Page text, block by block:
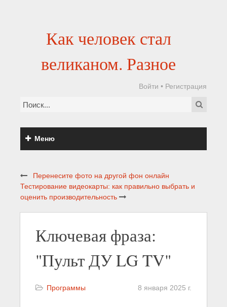
Как человек стал
великаном. Разное
Войти • Регистрация
Меню
Перенесите фото на другой фон онлайн
Тестирование видеокарты: как правильно выбрать и
оценить производительность
Ключевая фраза:
"Пульт ДУ LG TV"
Программы 8 января 2025 г.